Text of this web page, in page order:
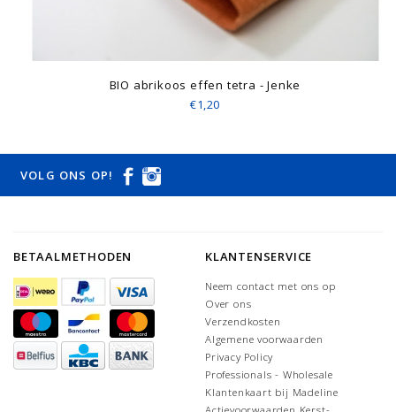
BIO abrikoos effen tetra - Jenke
€1,20
VOLG ONS OP!
BETAALMETHODEN KLANTENSERVICE
Neem contact met ons op
Over ons
Verzendkosten
Algemene voorwaarden
Privacy Policy
Professionals - Wholesale
Klantenkaart bij Madeline